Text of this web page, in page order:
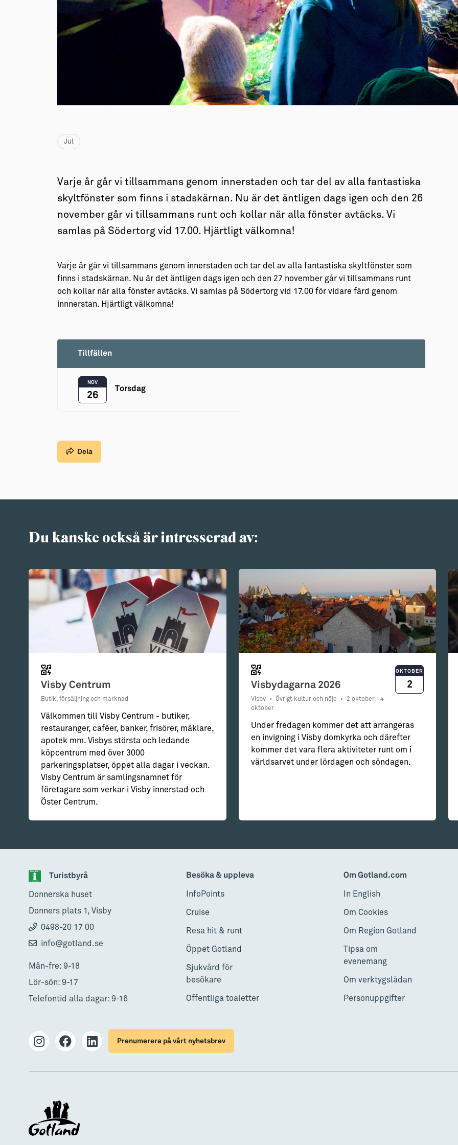
Barn & Familj
Jul
Varje år går vi tillsammans genom innerstaden och tar del av alla fantastiska
skyltfönster som finns i stadskärnan. Nu är det äntligen dags igen och den 26
november går vi tillsammans runt och kollar när alla fönster avtäcks. Vi
samlas på Södertorg vid 17.00. Hjärtligt välkomna!
Varje år går vi tillsammans genom innerstaden och tar del av alla fantastiska skyltfönster som
finns i stadskärnan. Nu är det äntligen dags igen och den 27 november går vi tillsammans runt
och kollar när alla fönster avtäcks. Vi samlas på Södertorg vid 17.00 för vidare färd genom
innnerstan. Hjärtligt välkomna!
Tillfällen
NOV
26
Torsdag
Dela
Du kanske också är intresserad av:
Visby Centrum
Butik, försäljning och marknad
Välkommen till Visby Centrum - butiker,
restauranger, caféer, banker, frisörer, mäklare,
apotek mm. Visbys största och ledande
köpcentrum med över 3000
parkeringsplatser, öppet alla dagar i veckan.
Visby Centrum är samlingsnamnet för
företagare som verkar i Visby innerstad och
Öster Centrum.
Visbydagarna 2026
Visby • Övrigt kultur och nöje •
2 oktober - 4
oktober
OKTOBER
2
Under fredagen kommer det att arrangeras
en invigning i Visby domkyrka och därefter
kommer det vara flera aktiviteter runt om i
världsarvet under lördagen och söndagen.
Turistbyrå
Donnerska huset
Donners plats 1, Visby
0498-20 17 00
info@gotland.se
Mån-fre: 9-18
Lör-sön: 9-17
Telefontid alla dagar: 9-16
Besöka & uppleva
InfoPoints
Cruise
Resa hit & runt
Öppet Gotland
Sjukvård för
besökare
Offentliga toaletter
Om Gotland.com
In English
Om Cookies
Om Region Gotland
Tipsa om
evenemang
Om verktygslådan
Personuppgifter
Prenumerera på vårt nyhetsbrev